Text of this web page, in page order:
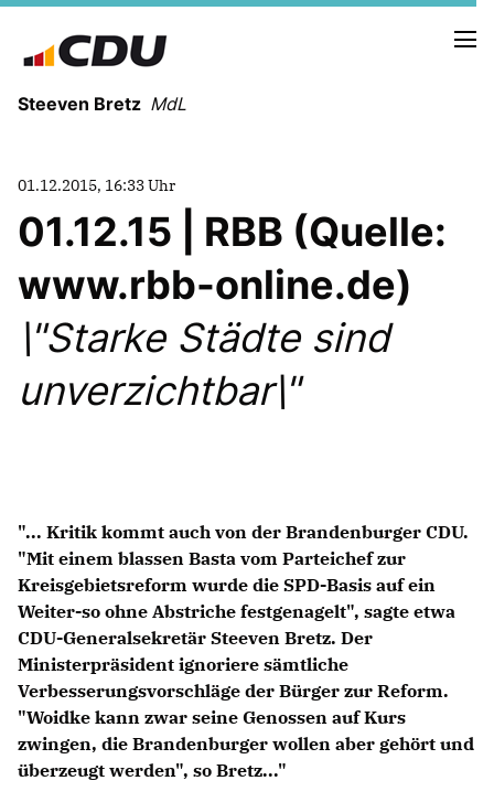
Steeven Bretz MdL
VITA
WAHLKREISBESUCHE
PRESSEFOTOS
MEIN BÜRGERBÜRO
Kleine Anfragen
CDU Deutschland
CDU Fraktion im Brandenburger Landtag
CDU Brandenburg
CDU Potsdam
01.12.2015, 16:33 Uhr
01.12.15 | RBB (Quelle:
www.rbb-online.de)
\"Starke Städte sind
unverzichtbar\"
"... Kritik kommt auch von der Brandenburger CDU.
"Mit einem blassen Basta vom Parteichef zur
Kreisgebietsreform wurde die SPD-Basis auf ein
Weiter-so ohne Abstriche festgenagelt", sagte etwa
CDU-Generalsekretär Steeven Bretz. Der
Ministerpräsident ignoriere sämtliche
Verbesserungsvorschläge der Bürger zur Reform.
"Woidke kann zwar seine Genossen auf Kurs
zwingen, die Brandenburger wollen aber gehört und
überzeugt werden", so Bretz..."